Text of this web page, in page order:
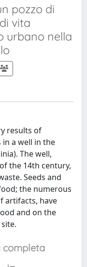
pozzo di
vita
urbano nella
results of
a well in the
The well,
the 14th century,
Seeds and
the numerous
artifacts, have
and on the
completa